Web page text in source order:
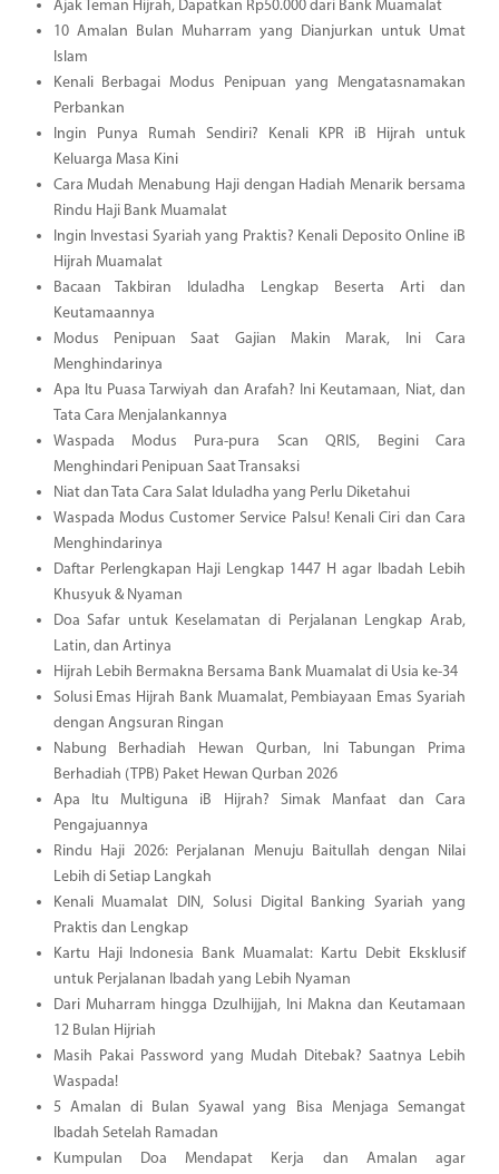
Ajak Teman Hijrah, Dapatkan Rp50.000 dari Bank Muamalat
10 Amalan Bulan Muharram yang Dianjurkan untuk Umat
Islam
Kenali Berbagai Modus Penipuan yang Mengatasnamakan
Perbankan
Ingin Punya Rumah Sendiri? Kenali KPR iB Hijrah untuk
Keluarga Masa Kini
Cara Mudah Menabung Haji dengan Hadiah Menarik bersama
Rindu Haji Bank Muamalat
Ingin Investasi Syariah yang Praktis? Kenali Deposito Online iB
Hijrah Muamalat
Bacaan Takbiran Iduladha Lengkap Beserta Arti dan
Keutamaannya
Modus Penipuan Saat Gajian Makin Marak, Ini Cara
Menghindarinya
Apa Itu Puasa Tarwiyah dan Arafah? Ini Keutamaan, Niat, dan
Tata Cara Menjalankannya
Waspada Modus Pura-pura Scan QRIS, Begini Cara
Menghindari Penipuan Saat Transaksi
Niat dan Tata Cara Salat Iduladha yang Perlu Diketahui
Waspada Modus Customer Service Palsu! Kenali Ciri dan Cara
Menghindarinya
Daftar Perlengkapan Haji Lengkap 1447 H agar Ibadah Lebih
Khusyuk & Nyaman
Doa Safar untuk Keselamatan di Perjalanan Lengkap Arab,
Latin, dan Artinya
Hijrah Lebih Bermakna Bersama Bank Muamalat di Usia ke-34
Solusi Emas Hijrah Bank Muamalat, Pembiayaan Emas Syariah
dengan Angsuran Ringan
Nabung Berhadiah Hewan Qurban, Ini Tabungan Prima
Berhadiah (TPB) Paket Hewan Qurban 2026
Apa Itu Multiguna iB Hijrah? Simak Manfaat dan Cara
Pengajuannya
Rindu Haji 2026: Perjalanan Menuju Baitullah dengan Nilai
Lebih di Setiap Langkah
Kenali Muamalat DIN, Solusi Digital Banking Syariah yang
Praktis dan Lengkap
Kartu Haji Indonesia Bank Muamalat: Kartu Debit Eksklusif
untuk Perjalanan Ibadah yang Lebih Nyaman
Dari Muharram hingga Dzulhijjah, Ini Makna dan Keutamaan
12 Bulan Hijriah
Masih Pakai Password yang Mudah Ditebak? Saatnya Lebih
Waspada!
5 Amalan di Bulan Syawal yang Bisa Menjaga Semangat
Ibadah Setelah Ramadan
Kumpulan Doa Mendapat Kerja dan Amalan agar